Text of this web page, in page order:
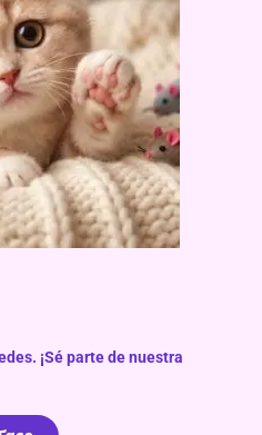
¡Sé parte de nuestra